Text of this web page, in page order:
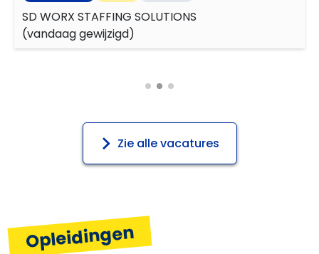
SD WORX STAFFING SOLUTIONS
(vandaag gewijzigd)
Zie alle vacatures
Opleidingen